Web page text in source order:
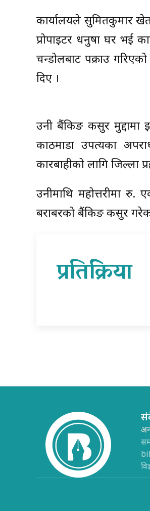
कार्यालयले सुमितकुमार
प्रोपाइटर धनुषा घर भई
चन्डोलबाट पक्राउ
दिए ।
उनी बैंकिङ कसुर मुद्दामा
काठमाडौँ उपत्यका
कारबाहीको लागि जिल्ला
उनीमाथि महोत्तरीमा
बराबरको बैंकिङ कसुर
प्रतिक्रिया